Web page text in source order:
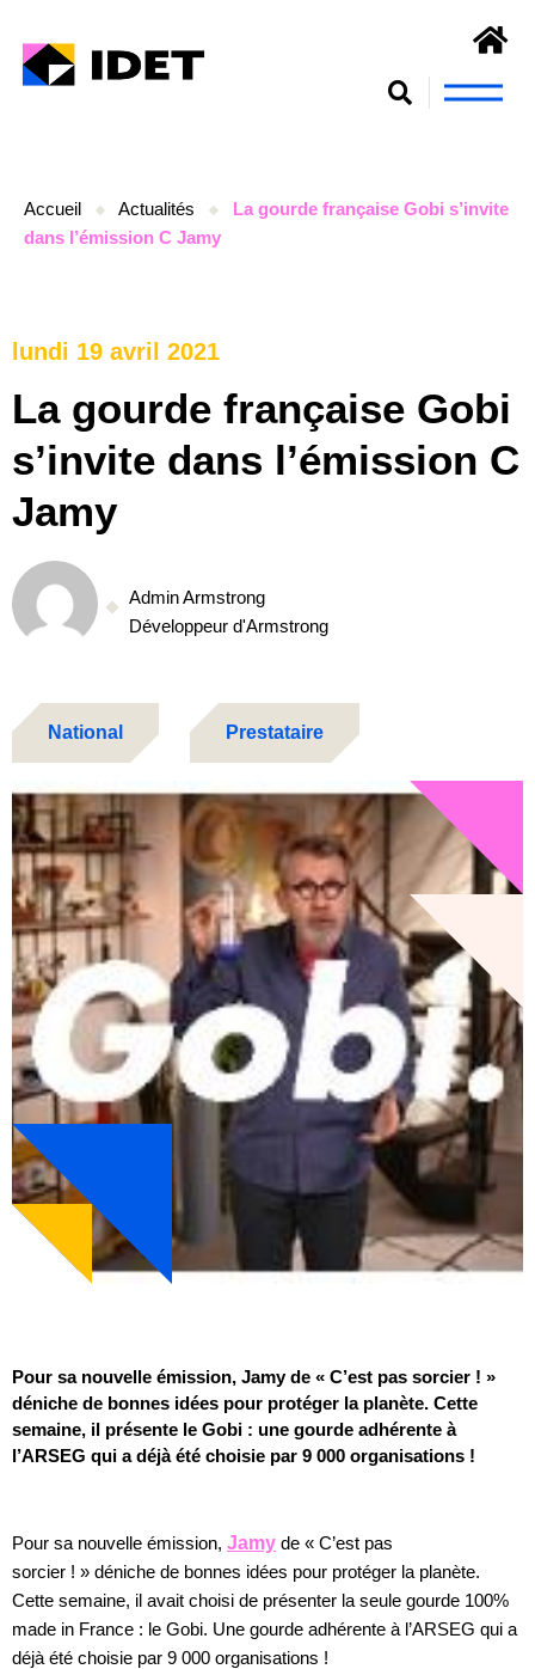
Accueil Actualités
La gourde française Gobi s’invite
dans l’émission C Jamy
lundi 19 avril 2021
La gourde française Gobi
s’invite dans l’émission C
Jamy
Admin Armstrong
Développeur d'Armstrong
Pour sa nouvelle émission, Jamy de « C’est pas sorcier ! »
déniche de bonnes idées pour protéger la planète. Cette
semaine, il présente le Gobi : une gourde adhérente à
l’ARSEG qui a déjà été choisie par 9 000 organisations !
Pour sa nouvelle émission, Jamy de « C’est pas
sorcier ! » déniche de bonnes idées pour protéger la planète.
Cette semaine, il avait choisi de présenter la seule gourde 100%
made in France : le Gobi. Une gourde adhérente à l’ARSEG qui a
déjà été choisie par 9 000 organisations !